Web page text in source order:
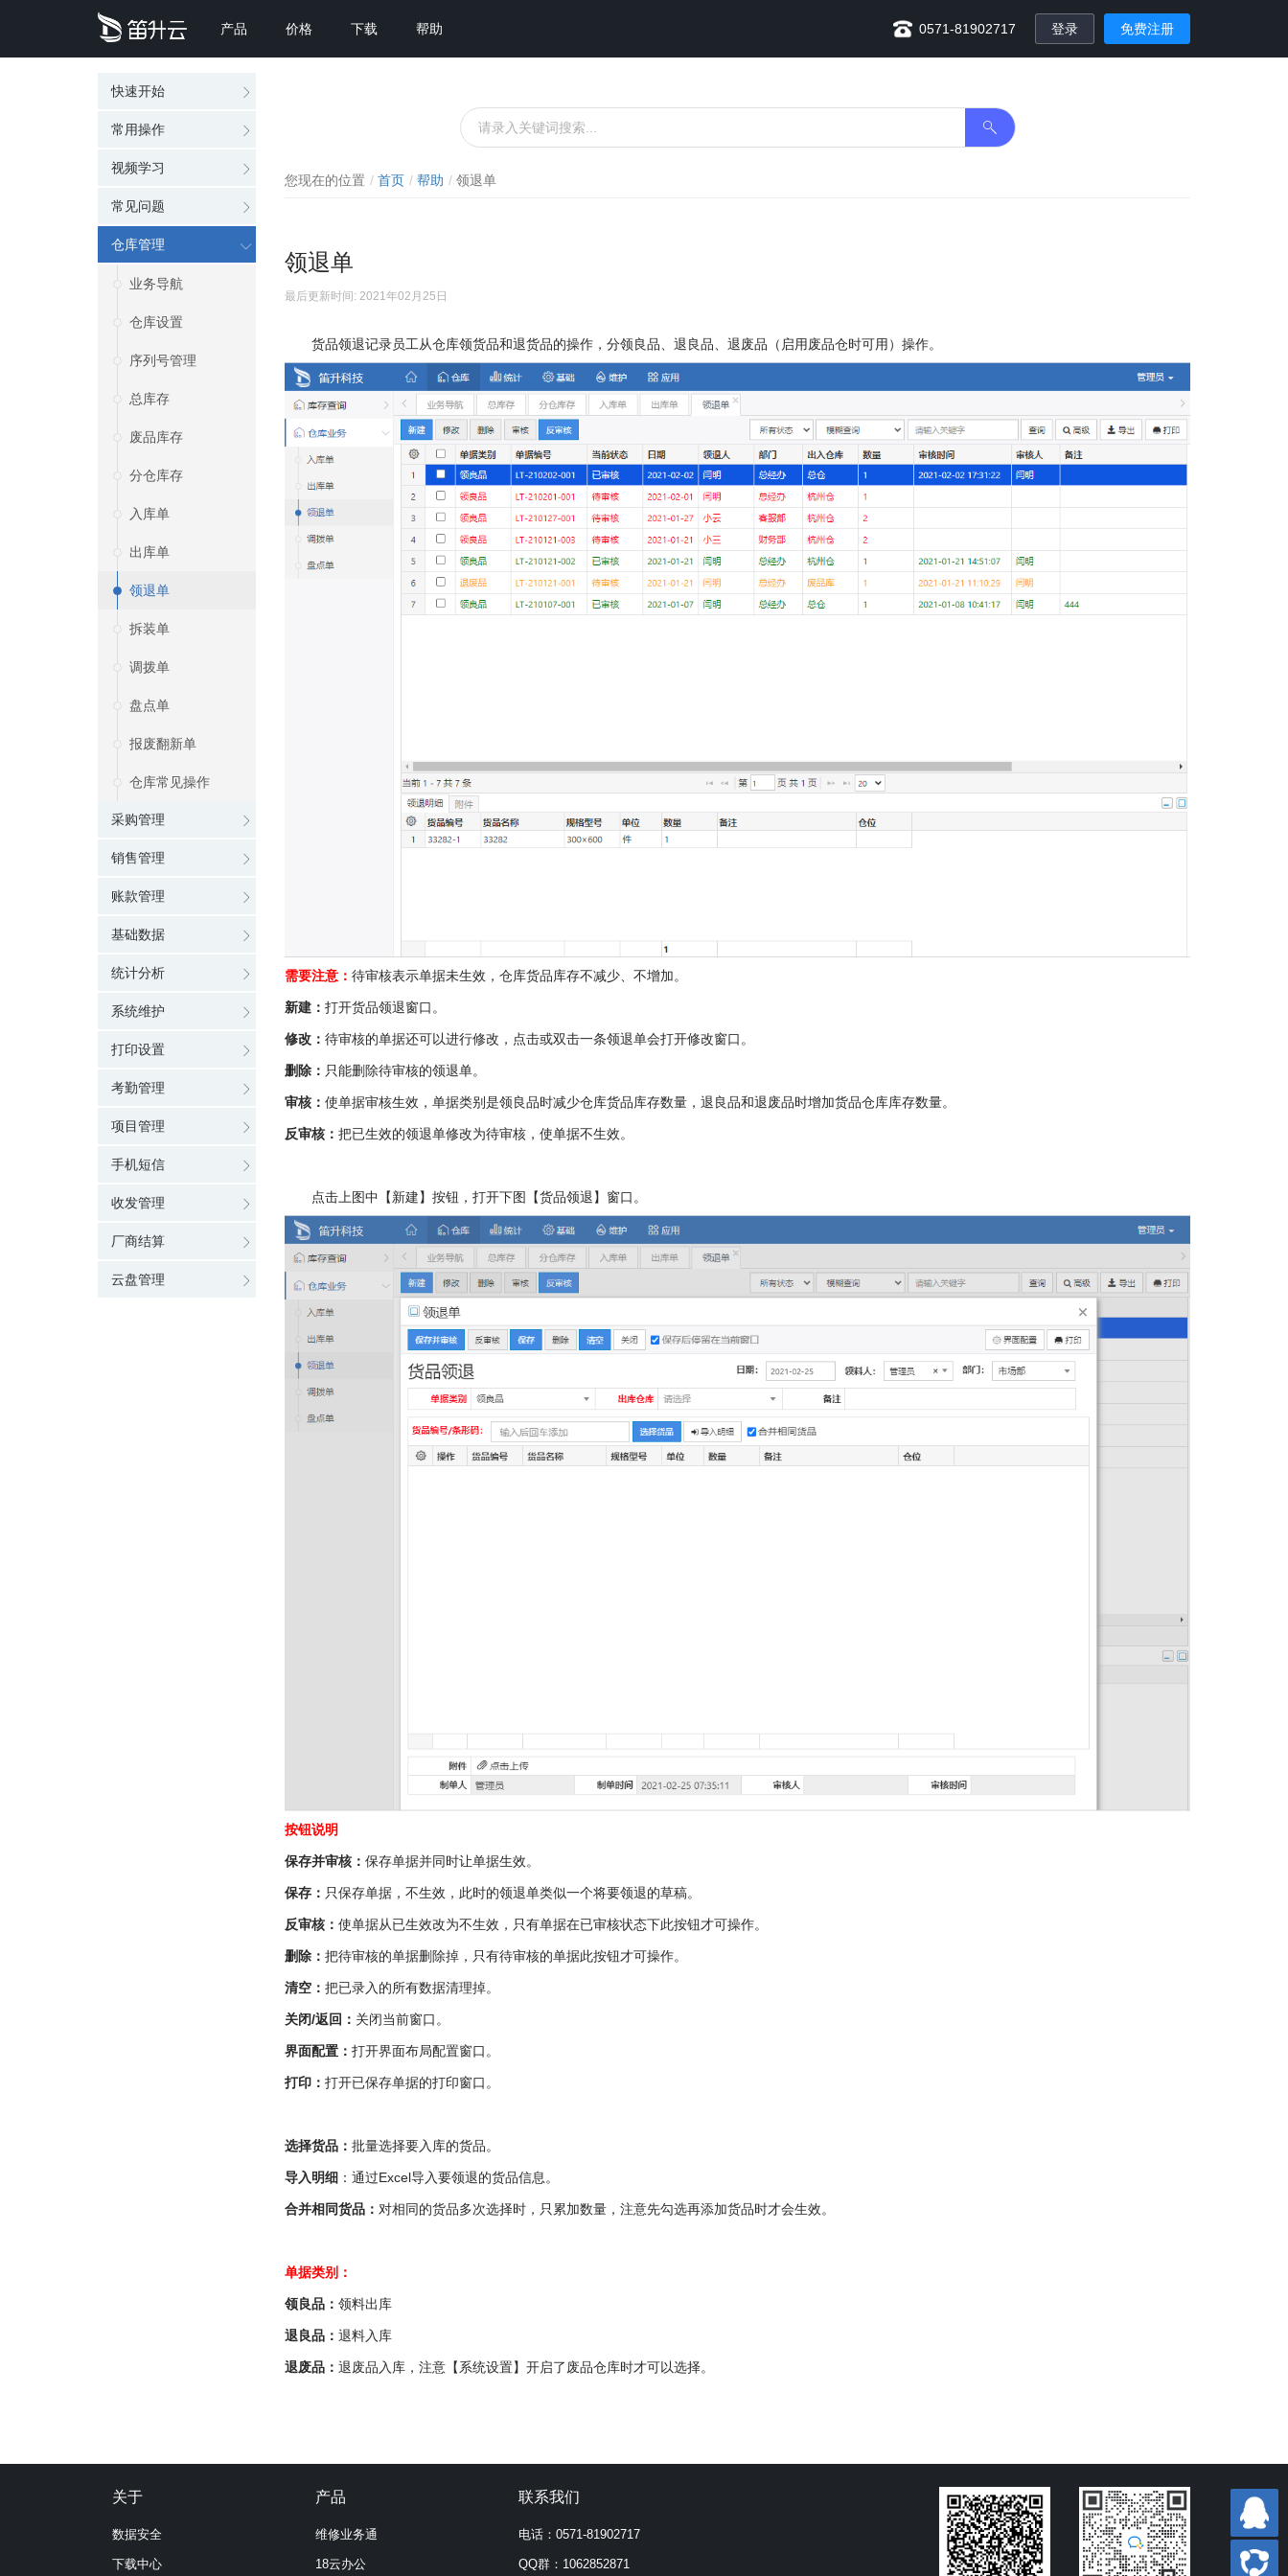
产品 价格 下载 帮助 0571-81902717 登录 免费注册
快速开始
常用操作
视频学习
常见问题
仓库管理
业务导航
仓库设置
序列号管理
总库存
废品库存
分仓库存
入库单
出库单
领退单
拆装单
调拨单
盘点单
报废翻新单
仓库常见操作
采购管理
销售管理
账款管理
基础数据
统计分析
系统维护
打印设置
考勤管理
项目管理
手机短信
收发管理
厂商结算
云盘管理
您现在的位置 首页 帮助 领退单
领退单
最后更新时间: 2021年02月25日
货品领退记录员工从仓库领货品和退货品的操作，分领良品、退良品、退废品（启用废品仓时可用）操作。
需要注意： 待审核表示单据未生效，仓库货品库存不减少、不增加。
新建： 打开货品领退窗口。
修改： 待审核的单据还可以进行修改，点击或双击一条领退单会打开修改窗口。
删除： 只能删除待审核的领退单。
审核： 使单据审核生效，单据类别是领良品时减少仓库货品库存数量，退良品和退废品时增加货品仓库库存数量。
反审核： 把已生效的领退单修改为待审核，使单据不生效。
点击上图中【新建】按钮，打开下图【货品领退】窗口。
按钮说明
保存并审核： 保存单据并同时让单据生效。
保存： 只保存单据，不生效，此时的领退单类似一个将要领退的草稿。
反审核： 使单据从已生效改为不生效，只有单据在已审核状态下此按钮才可操作。
删除： 把待审核的单据删除掉，只有待审核的单据此按钮才可操作。
清空： 把已录入的所有数据清理掉。
关闭/返回： 关闭当前窗口。
界面配置： 打开界面布局配置窗口。
打印： 打开已保存单据的打印窗口。
选择货品： 批量选择要入库的货品。
导入明细 ：通过Excel导入要领退的货品信息。
合并相同货品： 对相同的货品多次选择时，只累加数量，注意先勾选再添加货品时才会生效。
单据类别：
领良品： 领料出库
退良品： 退料入库
退废品： 退废品入库，注意【系统设置】开启了废品仓库时才可以选择。
关于
数据安全
下载中心
产品
维修业务通
18云办公
联系我们
电话：0571-81902717
QQ群：1062852871